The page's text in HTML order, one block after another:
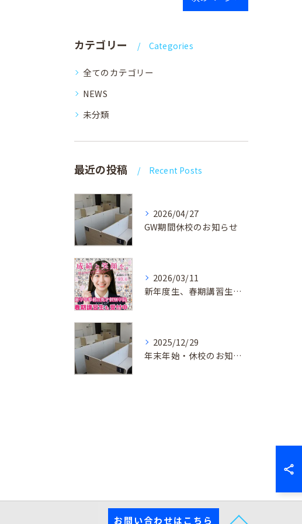
カテゴリー Categories
全てのカテゴリー
NEWS
未分類
最近の投稿 Recent Posts
2026/04/27
GW期間休校のお知らせ
2026/03/11
新年度生、春期講習生 受付中！
2025/12/29
年末年始・休校のお知らせ
お問い合わせはこちら